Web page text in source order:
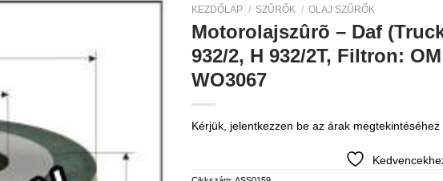
KEZDŐLAP / SZŰRŐK / OLAJ SZŰRŐK
Motorolajszûrõ – Daf
932/2, H 932/2T, Filtron:
WO3067
Kérjük, jelentkezzen be az árak